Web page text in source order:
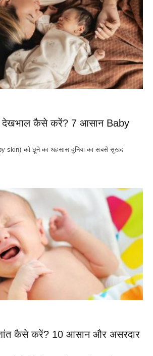
देखभाल कैसे करें? 7 आसान Baby
skin) को छूने का अहसास दुनिया का सबसे सुखद
कैसे करें? 10 आसान और असरदार